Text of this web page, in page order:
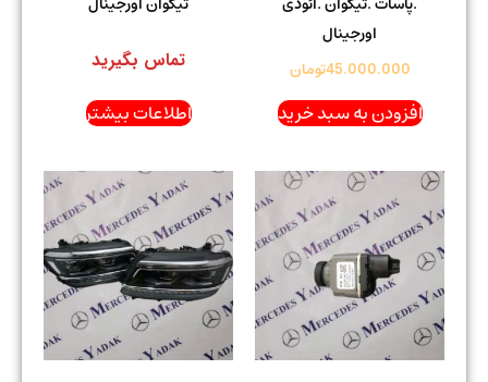
اورجینال
45.000.000تومان
افزودن به سبد خرید
تماس بگیرید
اطلاعات بیشتر